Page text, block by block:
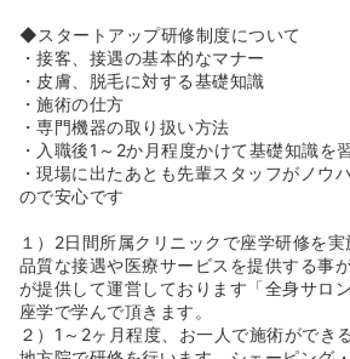
や継続メニューの獲得など）が整って
の掛け合わせにより、ゆくゆくは年収
といった高収入を目指すことも十分に
《エミナルクリニックの美容医療とは
◆美容脱毛以外に美容医療も行ってお
ーマペン・美容点滴の3つを導入して
してお肌にお悩みがあるお客様をトー
◆ハイフ（HIFU）とは：高密度焦点式
です。これまでは外科手術でしかアプ
SMAS筋膜に直接作用させることが可
になる肌や皮下組織の緩みに対して、
ら引き締める治療法です！
◆ダーマペンとは：ニキビ跡・毛穴の
◆スタートアップ研修制度について
・接客、接遇の基本的なマナー
・皮膚、脱毛に対する基礎知識
・施術の仕方
・専門機器の取り扱い方法
・入職後1～2か月程度かけて基礎知識を
・現場に出たあとも先輩スタッフがノウ
ので安心です
１）2日間所属クリニックで座学研修を
品質な接遇や医療サービスを提供する事
が提供して運営しております「全身サロ
座学で学んで頂きます。
２）1～2ヶ月程度、お一人で施術ができ